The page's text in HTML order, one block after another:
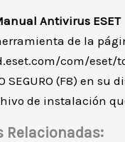
Antivirus ESET
de la
com/
SEGURO (F8) en su
de instalación
Relacionadas: